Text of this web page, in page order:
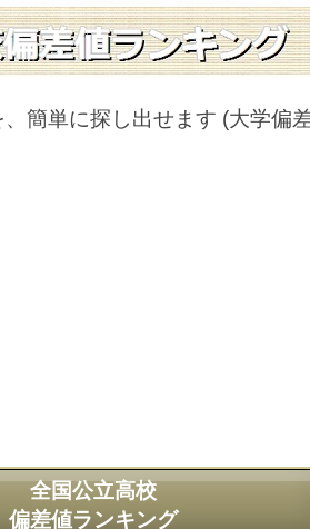
簡単に探し出せます (大学偏
全国公立高校
偏差値ランキング